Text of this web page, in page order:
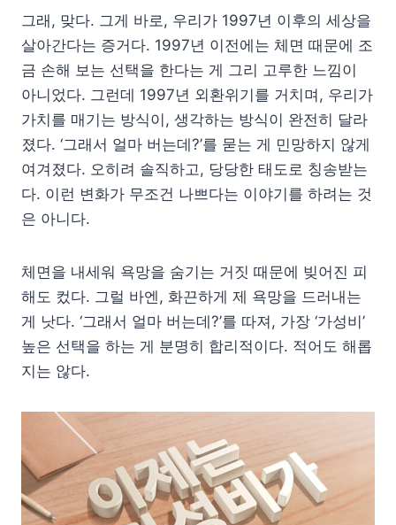
그래, 맞다. 그게 바로, 우리가 1997년 이후의 세상을
살아간다는 증거다. 1997년 이전에는 체면 때문에 조
금 손해 보는 선택을 한다는 게 그리 고루한 느낌이
아니었다. 그런데 1997년 외환위기를 거치며, 우리가
가치를 매기는 방식이, 생각하는 방식이 완전히 달라
졌다. ‘그래서 얼마 버는데?’를 묻는 게 민망하지 않게
여겨졌다. 오히려 솔직하고, 당당한 태도로 칭송받는
다. 이런 변화가 무조건 나쁘다는 이야기를 하려는 것
은 아니다.
체면을 내세워 욕망을 숨기는 거짓 때문에 빚어진 피
해도 컸다. 그럴 바엔, 화끈하게 제 욕망을 드러내는
게 낫다. ‘그래서 얼마 버는데?’를 따져, 가장 ‘가성비’
높은 선택을 하는 게 분명히 합리적이다. 적어도 해롭
지는 않다.